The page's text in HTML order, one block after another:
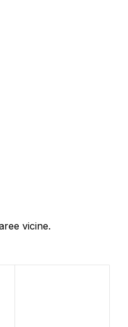
vicine.